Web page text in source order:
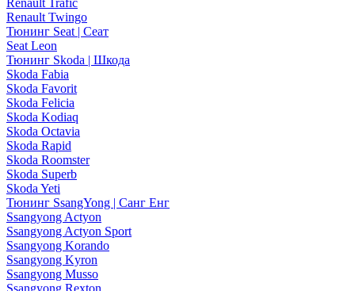
Renault Trafic
Renault Twingo
Тюнинг Seat | Сеат
Seat Leon
Тюнинг Skoda | Шкода
Skoda Fabia
Skoda Favorit
Skoda Felicia
Skoda Kodiaq
Skoda Octavia
Skoda Rapid
Skoda Roomster
Skoda Superb
Skoda Yeti
Тюнинг SsangYong | Санг Енг
Ssangyong Actyon
Ssangyong Actyon Sport
Ssangyong Korando
Ssangyong Kyron
Ssangyong Musso
Ssangyong Rexton